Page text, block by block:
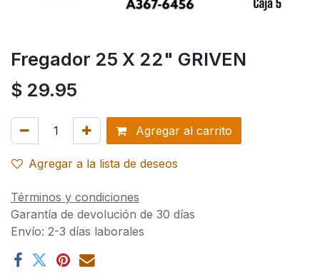
Fregador 25 X 22" GRIVEN
$ 29.95
Agregar al carrito
Agregar a la lista de deseos
Términos y condiciones
Garantía de devolución de 30 días
Envío: 2-3 días laborales